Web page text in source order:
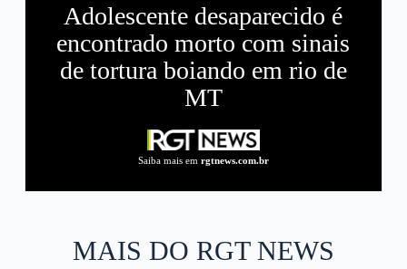
Adolescente desaparecido é
encontrado morto com sinais
de tortura boiando em rio de
MT
Saiba mais em rgtnews.com.br
MAIS DO RGT NEWS